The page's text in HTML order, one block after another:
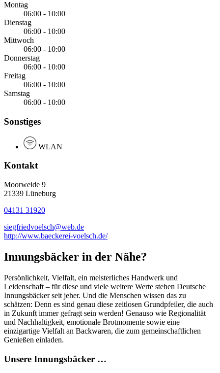
Montag
06:00 - 10:00
Dienstag
06:00 - 10:00
Mittwoch
06:00 - 10:00
Donnerstag
06:00 - 10:00
Freitag
06:00 - 10:00
Samstag
06:00 - 10:00
Sonstiges
WLAN
Kontakt
Moorweide 9
21339 Lüneburg
04131 31920
siegfriedvoelsch@web.de
http://www.baeckerei-voelsch.de/
Innungsbäcker in der Nähe?
Persönlichkeit, Vielfalt, ein meisterliches Handwerk und
Leidenschaft – für diese und viele weitere Werte stehen Deutsche
Innungsbäcker seit jeher. Und die Menschen wissen das zu
schätzen: Denn es sind genau diese zeitlosen Grundpfeiler, die auch
in Zukunft immer gefragt sein werden! Genauso wie Regionalität
und Nachhaltigkeit, emotionale Brotmomente sowie eine
einzigartige Vielfalt an Backwaren, die zum gemeinschaftlichen
Genießen einladen.
Unsere Innungsbäcker …